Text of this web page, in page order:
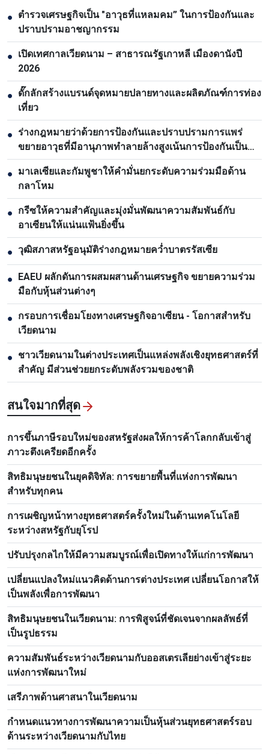
● ตำรวจเศรษฐกิจเป็น "อาวุธที่แหลมคม” ในการป้องกันและ
ปราบปรามอาชญากรรม
● เปิดเทศกาลเวียดนาม – สาธารณรัฐเกาหลี เมืองดานังปี
2026
● ดั๊กลักสร้างแบรนด์จุดหมายปลายทางและผลิตภัณฑ์การท่อง
เที่ยว
● ร่างกฎหมายว่าด้วยการป้องกันและปราบปรามการแพร่
ขยายอาวุธที่มีอานุภาพทำลายล้างสูงเน้นการป้องกันเป็น
หลัก
● มาเลเซียและกัมพูชาให้คำมั่นยกระดับความร่วมมือด้าน
กลาโหม
● กรีซให้ความสำคัญและมุ่งมั่นพัฒนาความสัมพันธ์กับ
อาเซียนให้แน่นแฟ้นยิ่งขึ้น
● วุฒิสภาสหรัฐอนุมัติร่างกฎหมายคว่ำบาตรรัสเซีย
● EAEU ผลักดันการผสมผสานด้านเศรษฐกิจ ขยายความร่วม
มือกับหุ้นส่วนต่างๆ
● กรอบการเชื่อมโยงทางเศรษฐกิจอาเซียน - โอกาสสำหรับ
เวียดนาม
● ชาวเวียดนามในต่างประเทศเป็นแหล่งพลังเชิงยุทธศาสตร์ที่
สำคัญ มีส่วนช่วยยกระดับพลังรวมของชาติ
สนใจมากที่สุด
การขึ้นภาษีรอบใหม่ของสหรัฐส่งผลให้การค้าโลกกลับเข้าสู่
ภาวะตึงเครียดอีกครั้ง
สิทธิมนุษยชนในยุคดิจิทัล: การขยายพื้นที่แห่งการพัฒนา
สำหรับทุกคน
การเผชิญหน้าทางยุทธศาสตร์ครั้งใหม่ในด้านเทคโนโลยี
ระหว่างสหรัฐกับยุโรป
ปรับปรุงกลไกให้มีความสมบูรณ์เพื่อเปิดทางให้แก่การพัฒนา
เปลี่ยนแปลงใหม่แนวคิดด้านการต่างประเทศ เปลี่ยนโอกาสให้
เป็นพลังเพื่อการพัฒนา
สิทธิมนุษยชนในเวียดนาม: การพิสูจน์ที่ชัดเจนจากผลลัพธ์ที่
เป็นรูปธรรม
ความสัมพันธ์ระหว่างเวียดนามกับออสเตรเลียย่างเข้าสู่ระยะ
แห่งการพัฒนาใหม่
เสรีภาพด้านศาสนาในเวียดนาม
กำหนดแนวทางการพัฒนาความเป็นหุ้นส่วนยุทธศาสตร์รอบ
ด้านระหว่างเวียดนามกับไทย